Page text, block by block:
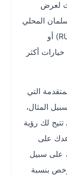
أكثر
التي
رؤية
سبيل